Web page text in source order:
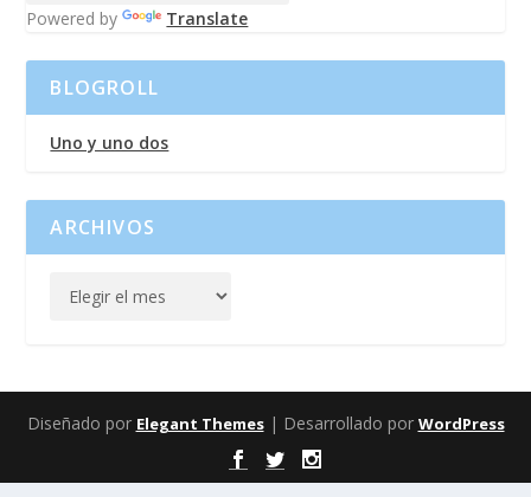
Powered by Translate
BLOGROLL
Uno y uno dos
ARCHIVOS
Diseñado por Elegant Themes| Desarrollado por WordPress